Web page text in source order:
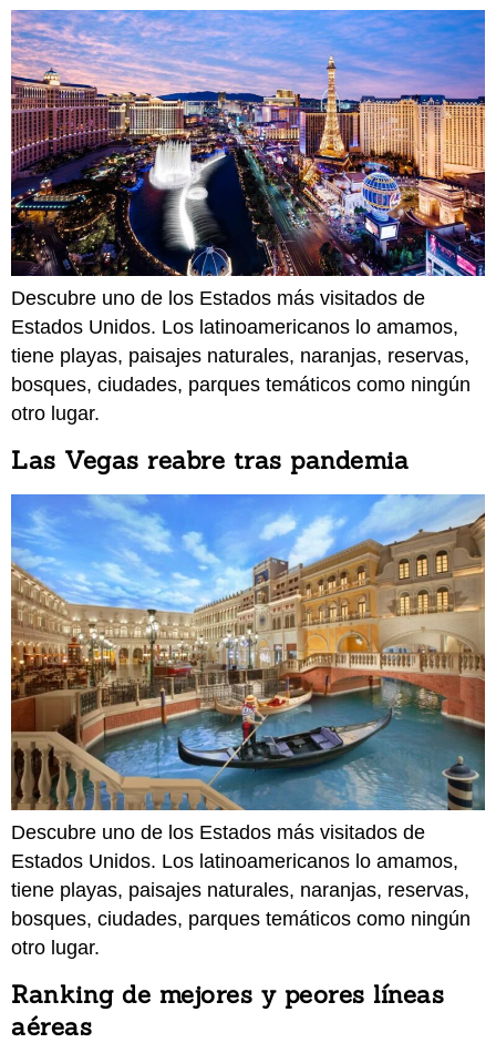
Descubre uno de los Estados más visitados de
Estados Unidos. Los latinoamericanos lo amamos,
tiene playas, paisajes naturales, naranjas, reservas,
bosques, ciudades, parques temáticos como ningún
otro lugar.
Las Vegas reabre tras pandemia
Descubre uno de los Estados más visitados de
Estados Unidos. Los latinoamericanos lo amamos,
tiene playas, paisajes naturales, naranjas, reservas,
bosques, ciudades, parques temáticos como ningún
otro lugar.
Ranking de mejores y peores líneas
aéreas